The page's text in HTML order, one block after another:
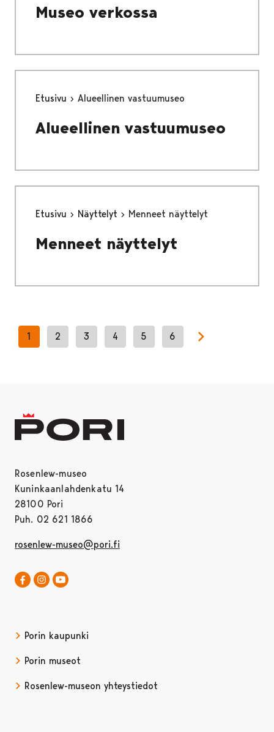
Museo verkossa
Etusivu Alueellinen vastuumuseo
Alueellinen vastuumuseo
Etusivu Näyttelyt Menneet näyttelyt
Menneet näyttelyt
1 2 3 4 5 6
Rosenlew-museo
Kuninkaanlahdenkatu 14
28100 Pori
Puh. 02 621 1866
rosenlew-museo@pori.fi
Rosenlew-museo Facebookissa
Avautuu uudessa välilehdessä
Rosenlew-museo Instagramissa
Porin kaupunki
Porin museot
Rosenlew-museon yhteystiedot